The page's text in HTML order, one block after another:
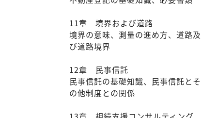
11章 境界および道路
境界の意味、測量の進め方、道路及
び道路境界
12章 民事信託
民事信託の基礎知識、民事信託とそ
の他制度との関係